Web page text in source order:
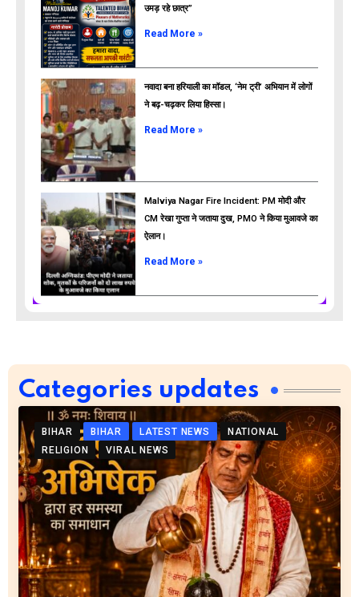
ads
उमड़ रहे छात्र”
Read More »
नवादा बना हरियाली का मॉडल, ‘नेम ट्री’ अभियान में लोगों
ने बढ़-चढ़कर लिया हिस्सा।
Read More »
Malviya Nagar Fire Incident: PM मोदी और
CM रेखा गुप्ता ने जताया दुख, PMO ने किया मुआवजे का
ऐलान।
Read More »
Categories updates
BIHAR BIHAR LATEST NEWS
NATIONAL
RELIGION
VIRAL NEWS